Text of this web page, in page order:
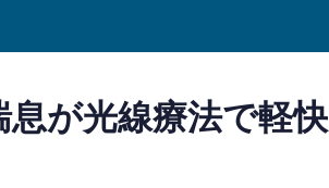
が光線療法で軽快